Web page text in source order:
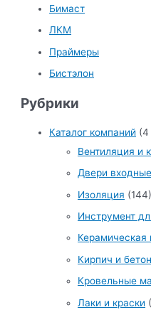
Бимаст
ЛКМ
Праймеры
Бистэлон
Рубрики
Каталог компаний (4
Вентиляция и
Двери
Изоляция (144)
Инструмент
Керамическая
Кирпич и бетон
Кровельные
Лаки и краски